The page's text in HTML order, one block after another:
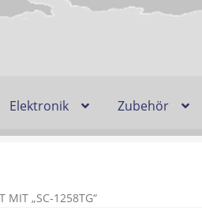
Elektronik Zubehör
Lieferzeit & Verfügbarkeit
MIT „SC-1258TG“